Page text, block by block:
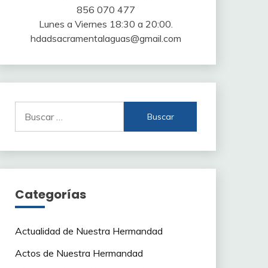
856 070 477
Lunes a Viernes 18:30 a 20:00.
hdadsacramentalaguas@gmail.com
Categorías
Actualidad de Nuestra Hermandad
Actos de Nuestra Hermandad